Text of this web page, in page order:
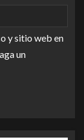
y sitio web en
un